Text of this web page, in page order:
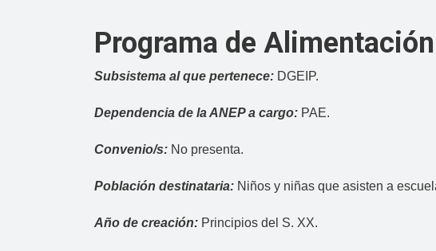
Programa de
Subsistema al que pertenece: DGEIP.
Dependencia de la ANEP a cargo: PAE.
Convenio/s: No presenta.
Población destinataria: Niños y niñas que asisten a
Año de creación: Principios del S. XX.